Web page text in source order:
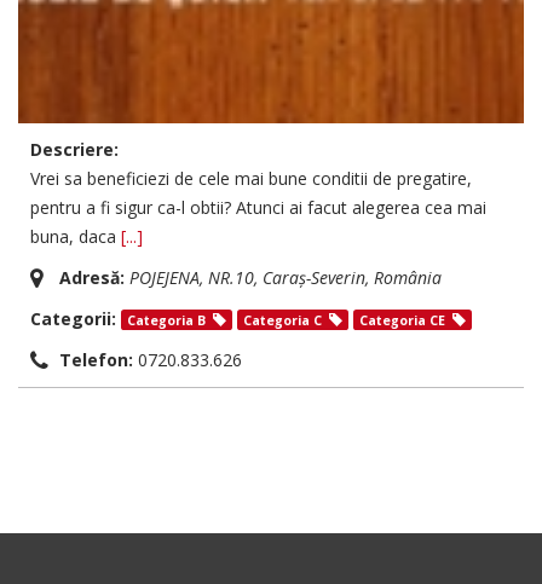
Descriere:
Vrei sa beneficiezi de cele mai bune conditii de pregatire,
pentru a fi sigur ca-l obtii? Atunci ai facut alegerea cea mai
buna, daca [...]
Adresă: POJEJENA, NR.10, Caraș-Severin, România
Categorii:
Categoria B Categoria C Categoria CE
Telefon: 0720.833.626